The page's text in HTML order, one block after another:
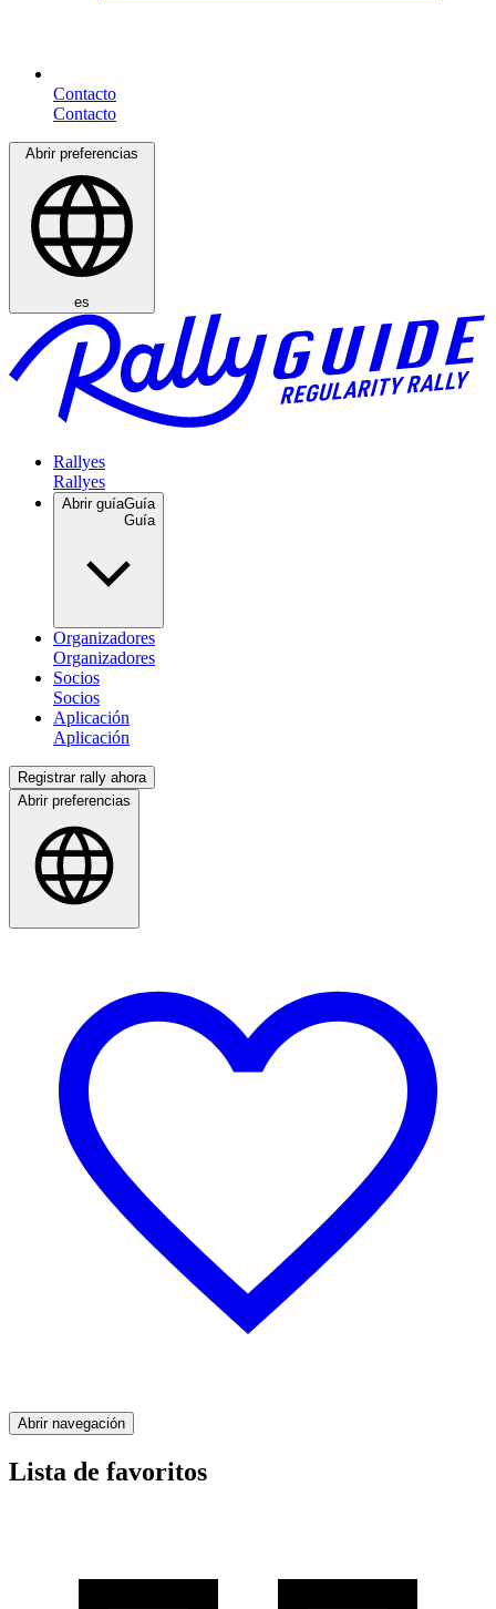
Contacto
Abrir preferencias
es
Rallyes
Abrir guíaGuía
Organizadores
Socios
Aplicación
Registrar rally ahora
Abrir preferencias
Abrir navegación
Lista de favoritos